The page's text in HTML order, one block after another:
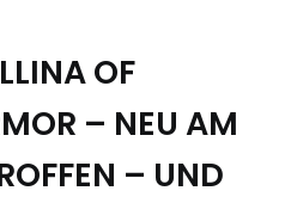
OF
– NEU AM
– UND